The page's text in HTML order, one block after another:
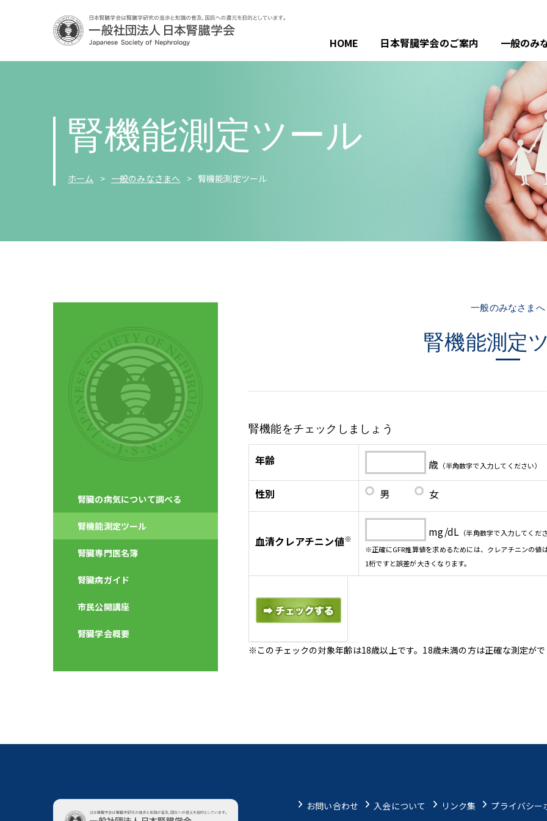
HOME 日本腎臓学会のご案内 一般のみ
腎機能測定ツール
ホーム 一般のみなさまへ 腎機能測定ツール
腎臓の病気について調べる
腎機能測定ツール
腎臓専門医名簿
腎臓病ガイド
市民公開講座
腎臓学会概要
一般のみなさまへ
腎機能測定
腎機能をチェックしましょう
年齢 歳 （半角数字で入力してください）
性別 男 女
血清クレアチニン値※ mg/dL （半角数字で入力してくださ
※正確にGFR推算値を求めるためには、クレアチニンの
1桁ですと誤差が大きくなります。
※このチェックの対象年齢は18歳以上です。18歳未満の方は正確な測定がで
お問い合わせ 入会について リンク集 プライバシー